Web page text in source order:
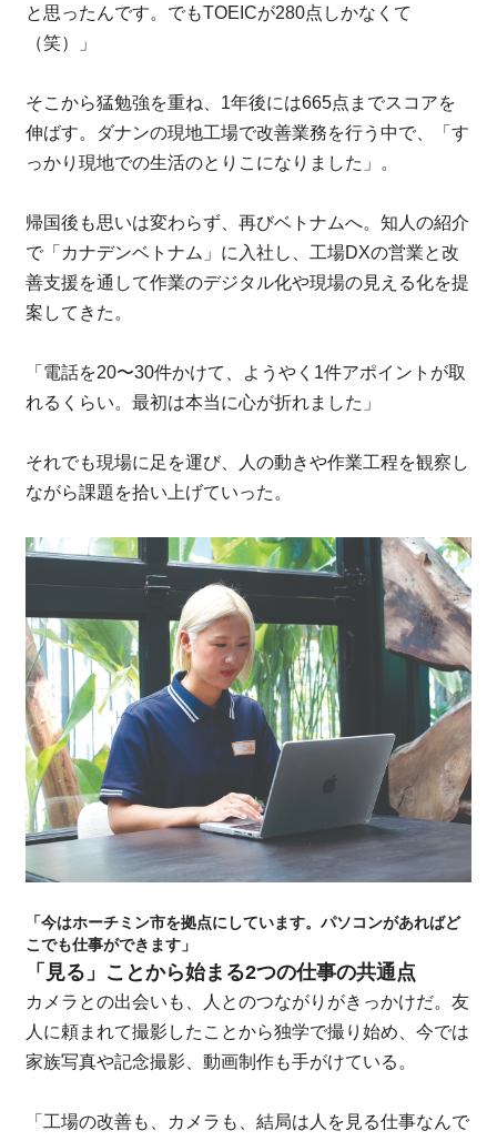
と思ったんです。でもTOEICが280点しかなくて
（笑）」
そこから猛勉強を重ね、1年後には665点までスコアを
伸ばす。ダナンの現地工場で改善業務を行う中で、「す
っかり現地での生活のとりこになりました」。
帰国後も思いは変わらず、再びベトナムへ。知人の紹介
で「カナデンベトナム」に入社し、工場DXの営業と改
善支援を通して作業のデジタル化や現場の見える化を提
案してきた。
「電話を20〜30件かけて、ようやく1件アポイントが取
れるくらい。最初は本当に心が折れました」
それでも現場に足を運び、人の動きや作業工程を観察し
ながら課題を拾い上げていった。
「今はホーチミン市を拠点にしています。パソコンがあればど
こでも仕事ができます」
「見る」ことから始まる2つの仕事の共通点
カメラとの出会いも、人とのつながりがきっかけだ。友
人に頼まれて撮影したことから独学で撮り始め、今では
家族写真や記念撮影、動画制作も手がけている。
「工場の改善も、カメラも、結局は人を見る仕事なんで